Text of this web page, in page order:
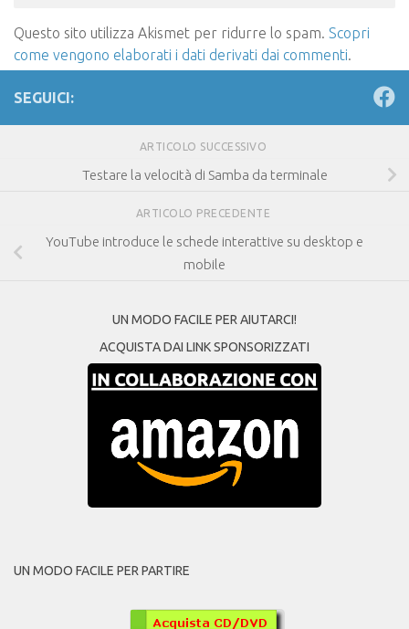
Questo sito utilizza Akismet per ridurre lo spam. Scopri
come vengono elaborati i dati derivati dai commenti.
SEGUICI:
ARTICOLO SUCCESSIVO
Testare la velocità di Samba da terminale
ARTICOLO PRECEDENTE
YouTube introduce le schede interattive su desktop e
mobile
UN MODO FACILE PER AIUTARCI!
ACQUISTA DAI LINK SPONSORIZZATI
UN MODO FACILE PER PARTIRE